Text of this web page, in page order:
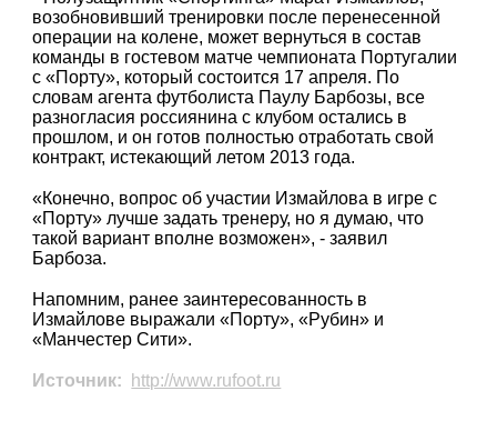
возобновивший тренировки после перенесенной
операции на колене, может вернуться в состав
команды в гостевом матче чемпионата Португалии
с «Порту», который состоится 17 апреля. По
словам агента футболиста Паулу Барбозы, все
разногласия россиянина с клубом остались в
прошлом, и он готов полностью отработать свой
контракт, истекающий летом 2013 года.
«Конечно, вопрос об участии Измайлова в игре с
«Порту» лучше задать тренеру, но я думаю, что
такой вариант вполне возможен», - заявил
Барбоза.
Напомним, ранее заинтересованность в
Измайлове выражали «Порту», «Рубин» и
«Манчестер Сити».
Источник: http://www.rufoot.ru